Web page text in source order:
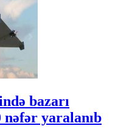
bazarı
nəfər yaralanıb